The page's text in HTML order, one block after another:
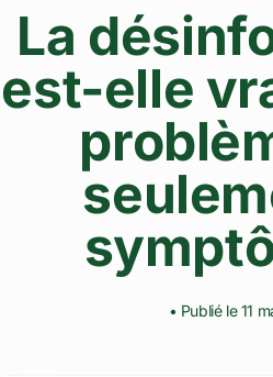
La
est-elle
• Publié le 11